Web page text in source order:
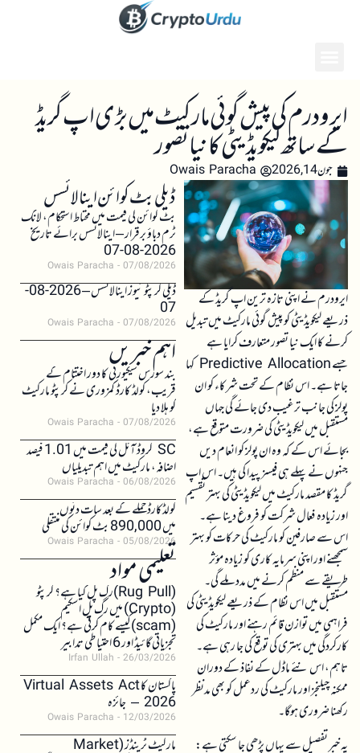
ایرودرم کی پیش گوئی مارکیٹ میں بڑی اپ گریڈ
کے ساتھ لیکویڈیٹی کا نیا تصور
جون 14, 2026 Owais Paracha
ایرودرم نے اپنی تازہ ترین اپ گریڈ کے
ذریعے لیکویڈیٹی کو پیش گوئی مارکیٹ میں تبدیل
کرنے کا ایک نیا تصور متعارف کرایا ہے
جسے Predictive Allocation کہا
جاتا ہے۔ اس نظام کے تحت شرکاء کو ان
پولز کی جانب ترغیب دی جائے گی جہاں
مستقبل میں لیکویڈیٹی کی ضرورت متوقع ہے،
بجائے اس کے کہ وہ ان پولز کو انعام دیں
جنہوں نے پہلے ہی فیسز پیدا کی ہیں۔ اس اپ
گریڈ کا مقصد مارکیٹ میں لیکویڈیٹی کی بہتر تقسیم
اور زیادہ فعال شرکت کو فروغ دینا ہے۔
اس سے صارفین کو مارکیٹ کی حرکات کو بہتر
سمجھنے اور اپنی سرمایہ کاری کو زیادہ مؤثر
طریقے سے منظم کرنے میں مدد ملے گی۔
مستقبل میں اس نظام کے ذریعے لیکویڈیٹی کی
فراہمی میں توازن قائم رہنے اور مارکیٹ کی
کارکردگی میں بہتری کی توقع کی جا رہی ہے۔
تاہم، اس نئے ماڈل کے نفاذ کے دوران
ممکنہ چیلنجز اور مارکیٹ کی ردعمل کو بھی مدنظر
رکھنا ضروری ہوگا۔
یہ خبر تفصیل سے یہاں پڑھی جا سکتی ہے:
ڈیلی بٹ کوائن اینالائسس
بٹ کوائن کی قیمت میں محتاط استحکام، لانگ
ٹرم دباؤ برقرار – اینالائسس برائے تاریخ
2026-08-07
Owais Paracha 07/08/2026
ڈیلی کرپٹو نیوز اینالائسس – 2026-08-
07
Owais Paracha 07/08/2026
اہم خبریں
بند سورس سیکیورٹی کا دور اختتام کے
قریب، کولڈ کارڈ کمزوری نے کرپٹو مارکیٹ
کو ہلا دیا
Owais Paracha 07/08/2026
SC کروڈ آئل کی قیمت میں 1.01 فیصد
اضافہ، مارکیٹ میں اہم تبدیلیاں
Owais Paracha 06/08/2026
کولڈکارڈ حملے کے بعد سات دنوں
میں 890,000 بٹ کوائن کی منتقلی
Owais Paracha 05/08/2026
تعلیمی مواد(Rug Pull)رگ پل کیا ہے؟ کرپٹو
(Crypto) میں رگ پل اسکیم
(scam)کیسے کام کرتی ہے؟ ایک مکمل
تجزیاتی گائیڈ اور 6 احتیاطی تدابیر
Irfan Ullah 26/03/2026
پاکستان کا Virtual Assets Act
2026 – جائزہ
Owais Paracha 12/03/2026
مارکیٹ ٹرینڈز (Market